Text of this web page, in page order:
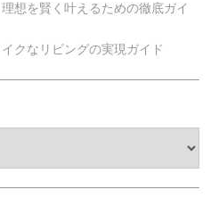
想を賢く叶えるための徹底ガイ
クなリビングの実現ガイド